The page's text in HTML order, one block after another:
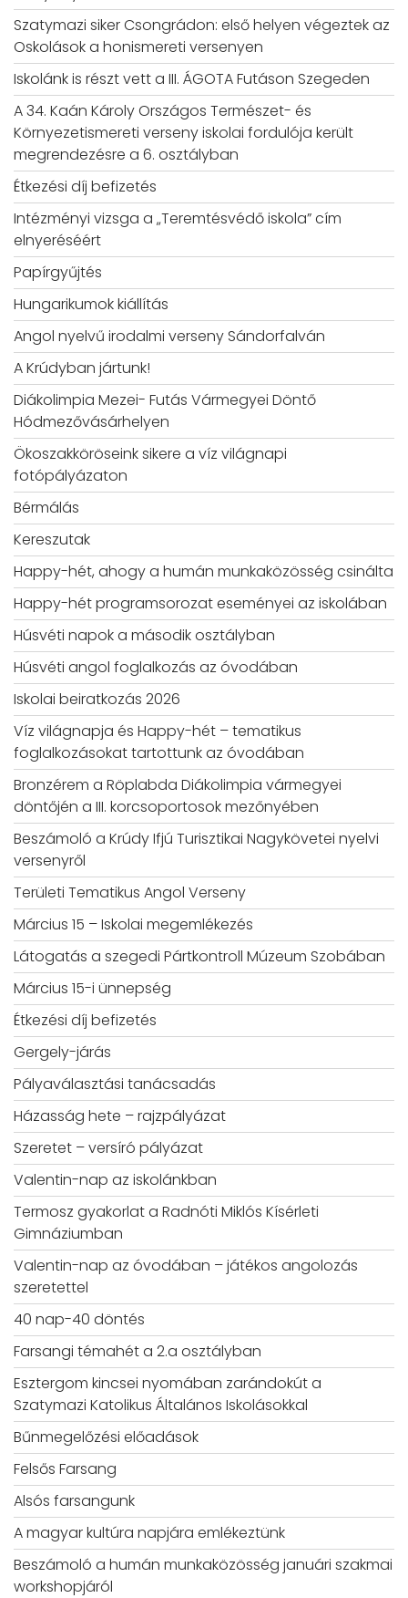
Szatymazi siker Csongrádon: első helyen végeztek az
Oskolások a honismereti versenyen
Iskolánk is részt vett a III. ÁGOTA Futáson Szegeden
A 34. Kaán Károly Országos Természet- és
Környezetismereti verseny iskolai fordulója került
megrendezésre a 6. osztályban
Étkezési díj befizetés
Intézményi vizsga a „Teremtésvédő iskola” cím
elnyeréséért
Papírgyűjtés
Hungarikumok kiállítás
Angol nyelvű irodalmi verseny Sándorfalván
A Krúdyban jártunk!
Diákolimpia Mezei- Futás Vármegyei Döntő
Hódmezővásárhelyen
Ökoszakköröseink sikere a víz világnapi
fotópályázaton
Bérmálás
Kereszutak
Happy-hét, ahogy a humán munkaközösség csinálta
Happy-hét programsorozat eseményei az iskolában
Húsvéti napok a második osztályban
Húsvéti angol foglalkozás az óvodában
Iskolai beiratkozás 2026
Víz világnapja és Happy-hét – tematikus
foglalkozásokat tartottunk az óvodában
Bronzérem a Röplabda Diákolimpia vármegyei
döntőjén a III. korcsoportosok mezőnyében
Beszámoló a Krúdy Ifjú Turisztikai Nagykövetei nyelvi
versenyről
Területi Tematikus Angol Verseny
Március 15 – Iskolai megemlékezés
Látogatás a szegedi Pártkontroll Múzeum Szobában
Március 15-i ünnepség
Étkezési díj befizetés
Gergely-járás
Pályaválasztási tanácsadás
Házasság hete – rajzpályázat
Szeretet – versíró pályázat
Valentin-nap az iskolánkban
Termosz gyakorlat a Radnóti Miklós Kísérleti
Gimnáziumban
Valentin-nap az óvodában – játékos angolozás
szeretettel
40 nap-40 döntés
Farsangi témahét a 2.a osztályban
Esztergom kincsei nyomában zarándokút a
Szatymazi Katolikus Általános Iskolásokkal
Bűnmegelőzési előadások
Felsős Farsang
Alsós farsangunk
A magyar kultúra napjára emlékeztünk
Beszámoló a humán munkaközösség januári szakmai
workshopjáról